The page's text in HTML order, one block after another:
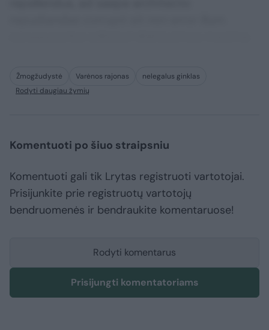
Žmogžudystė Varėnos rajonas
nelegalus ginklas
Rodyti daugiau žymių
Komentuoti po šiuo straipsniu
Komentuoti gali tik Lrytas registruoti vartotojai.
Prisijunkite prie registruotų vartotojų
bendruomenės ir bendraukite komentaruose!
Rodyti komentarus
Prisijungti komentatoriams